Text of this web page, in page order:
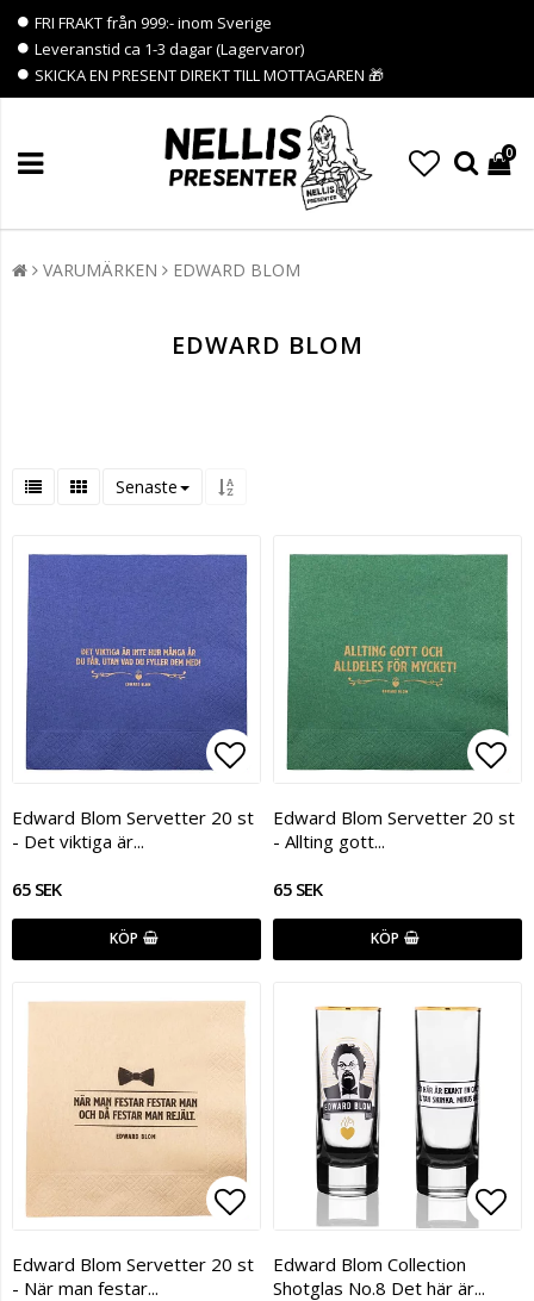
FRI FRAKT från 999:- inom Sverige
Leveranstid ca 1-3 dagar (Lagervaror)
SKICKA EN PRESENT DIREKT TILL MOTTAGAREN 🎁
0
VARUMÄRKEN EDWARD BLOM
EDWARD BLOM
Senaste
Lägg till i favoritlistan
Edward Blom Servetter 20 st
- Det viktiga är...
65 SEK
KÖP
Edward Blom Servetter 20 st
- Allting gott...
65 SEK
KÖP
Lägg till i favoritlistan
Edward Blom Servetter 20 st
- När man festar...
Edward Blom Collection
Shotglas No.8 Det här är...